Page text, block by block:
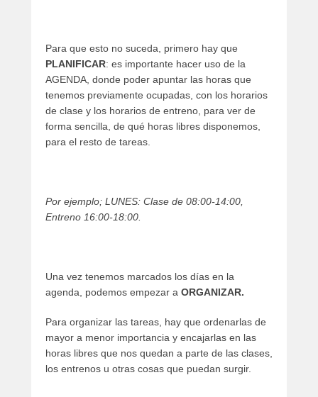
m
b
r
e
d
e
2
4
p
d
m
n
Para que esto no suceda, primero hay que
PLANIFICAR: es importante hacer uso de la
AGENDA, donde poder apuntar las horas que
tenemos previamente ocupadas, con los horarios
de clase y los horarios de entreno, para ver de
forma sencilla, de qué horas libres disponemos,
para el resto de tareas.
Por ejemplo; LUNES: Clase de 08:00-14:00,
Entreno 16:00-18:00.
Una vez tenemos marcados los días en la
agenda, podemos empezar a ORGANIZAR.
Para organizar las tareas, hay que ordenarlas de
mayor a menor importancia y encajarlas en las
horas libres que nos quedan a parte de las clases,
los entrenos u otras cosas que puedan surgir.